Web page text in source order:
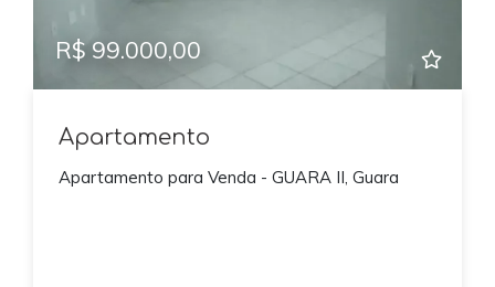
R$ 99.000,00
Apartamento
Apartamento para Venda - GUARA II, Guara